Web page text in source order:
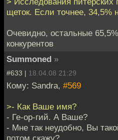
щеток. Если точнее, 34,5%
Очевидно, остальные
конкурентов
Summoned »
#633 | 18.04.08 21:29
Кому: Sandra, #569
>- Как Ваше имя?
- Ге-ор-гий. А Ваше?
- Мне так неудобно, Вы